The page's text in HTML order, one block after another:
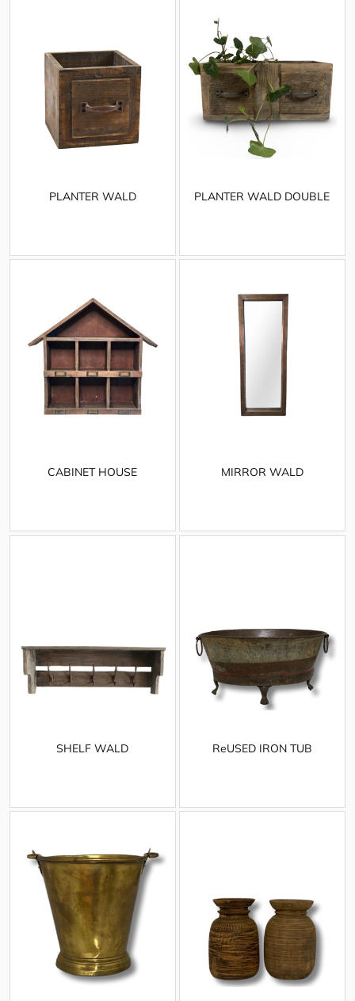
PLANTER WALD PLANTER WALD DOUBLE
CABINET HOUSE MIRROR WALD
SHELF WALD ReUSED IRON TUB